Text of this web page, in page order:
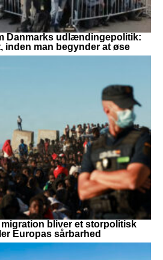
Danmarks udlændingepolitik:
inden man begynder at øse
bliver et storpolitisk
Europas sårbarhed